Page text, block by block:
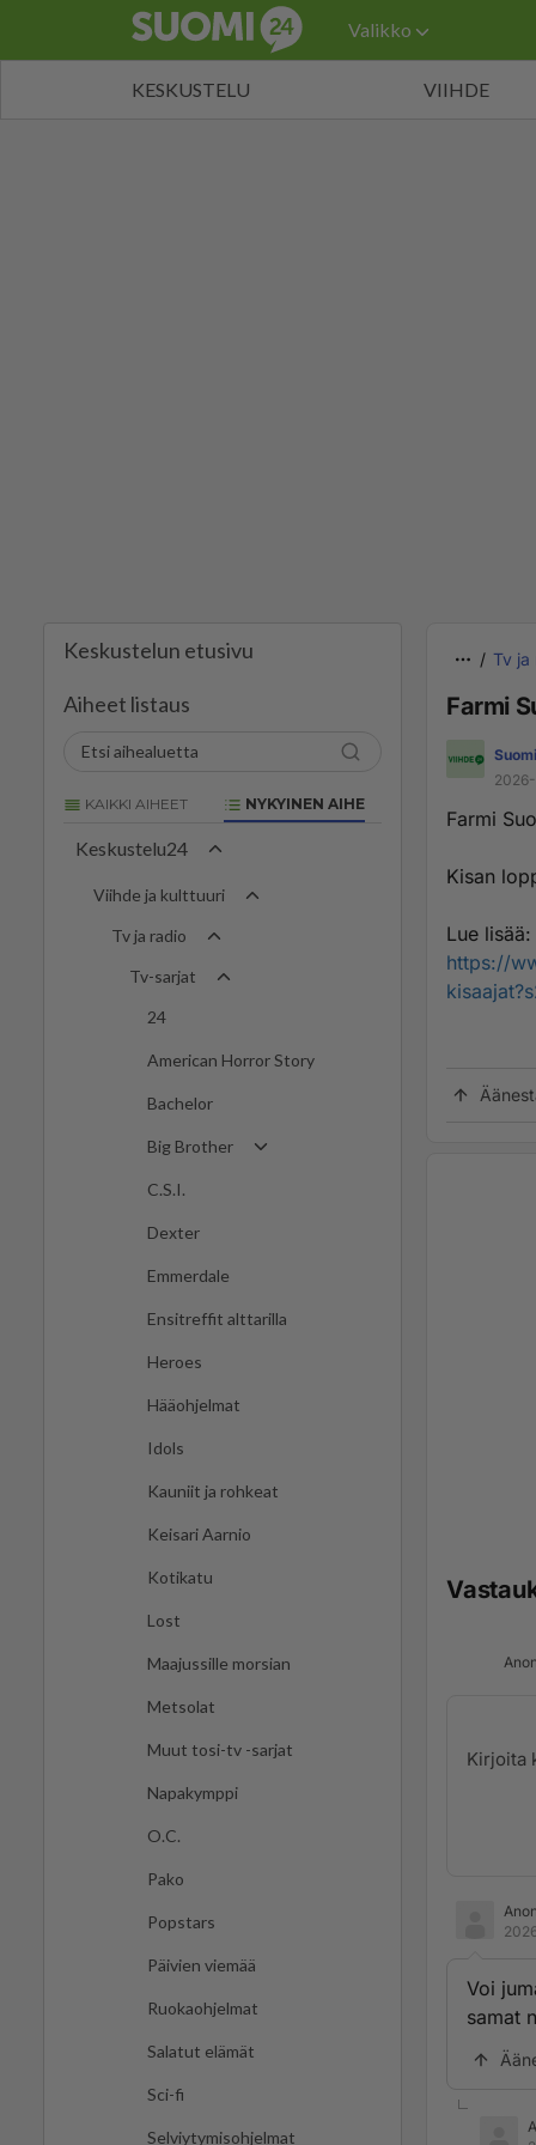
Valikko
KESKUSTELU VIIHDE
Keskustelun etusivu
Aiheet listaus
KAIKKI AIHEET NYKYINEN AIHE
Keskustelu24
Viihde ja kulttuuri
Tv ja radio
Tv-sarjat
24
American Horror Story
Bachelor
Big Brother
C.S.I.
Dexter
Emmerdale
Ensitreffit alttarilla
Heroes
Hääohjelmat
Idols
Kauniit ja rohkeat
Keisari Aarnio
Kotikatu
Lost
Maajussille morsian
Metsolat
Muut tosi-tv -sarjat
Napakymppi
O.C.
Pako
Popstars
Päivien viemää
Ruokaohjelmat
Salatut elämät
Sci-fi
Selviytymisohjelmat
Tv ja
Farmi
Farmi
Kisan
Lue lisää:
https://
Voi
samat